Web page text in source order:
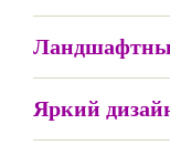
Яркий